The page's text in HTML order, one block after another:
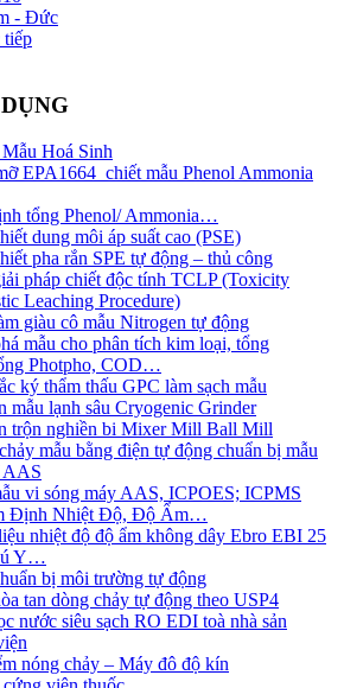
- Đức
Hoá Sinh
EPA1664_chiết mẫu Phenol Ammonia
tổng Phenol/ Ammonia…
dung môi áp suất cao (PSE)
pha rắn SPE tự động – thủ công
pháp chiết độc tính TCLP (Toxicity
Leaching Procedure)
giàu cô mẫu Nitrogen tự động
mẫu cho phân tích kim loại, tổng
Photpho, COD…
ký thẩm thấu GPC làm sạch mẫu
mẫu lạnh sâu Cryogenic Grinder
trộn nghiền bi Mixer Mill Ball Mill
mẫu bằng điện tự động chuẩn bị mẫu
AAS
vi sóng máy AAS, ICPOES; ICPMS
Định Nhiệt Độ, Độ Ẩm…
nhiệt độ độ ẩm không dây Ebro EBI 25
Y…
bị môi trường tự động
tan dòng chảy tự động theo USP4
nước siêu sạch RO EDI​​ toà nhà sản
nóng chảy – Máy đô độ kín